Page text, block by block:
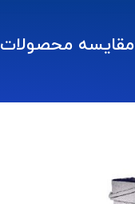
مقایسه محصولات